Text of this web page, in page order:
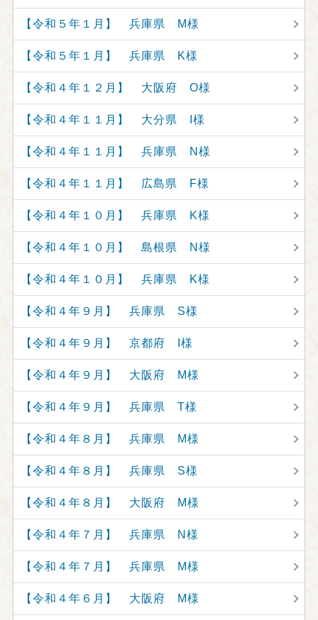
【令和５年１月】 兵庫県 M様
【令和５年１月】 兵庫県 K様
【令和４年１２月】 大阪府 O様
【令和４年１１月】 大分県 I様
【令和４年１１月】 兵庫県 N様
【令和４年１１月】 広島県 F様
【令和４年１０月】 兵庫県 K様
【令和４年１０月】 島根県 N様
【令和４年１０月】 兵庫県 K様
【令和４年９月】 兵庫県 S様
【令和４年９月】 京都府 I様
【令和４年９月】 大阪府 M様
【令和４年９月】 兵庫県 T様
【令和４年８月】 兵庫県 M様
【令和４年８月】 兵庫県 S様
【令和４年８月】 大阪府 M様
【令和４年７月】 兵庫県 N様
【令和４年７月】 兵庫県 M様
【令和４年６月】 大阪府 M様